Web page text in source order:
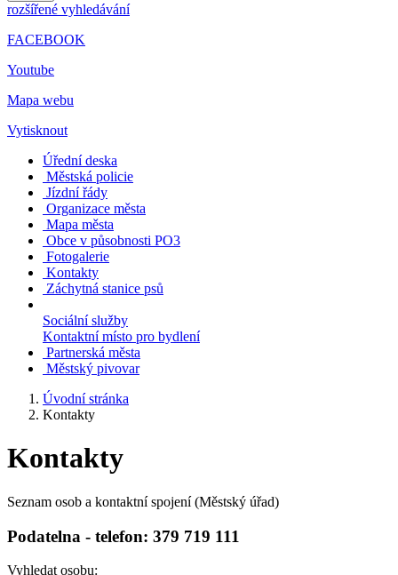
rozšířené vyhledávání
FACEBOOK
Youtube
Mapa webu
Vytisknout
Úřední deska
Městská policie
Jízdní řády
Organizace města
Mapa města
Obce v působnosti PO3
Fotogalerie
Kontakty
Záchytná stanice psů
Sociální služby
Kontaktní místo pro bydlení
Partnerská města
Městský pivovar
Úvodní stránka
Kontakty
Kontakty
Seznam osob a kontaktní spojení (Městský úřad)
Podatelna - telefon: 379 719 111
Vyhledat osobu: